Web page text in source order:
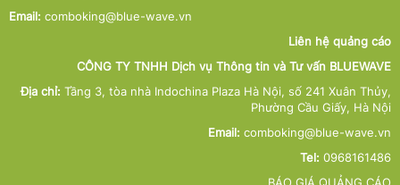
Email: comboking@blue-wave.vn
Liên hệ quảng cáo
CÔNG TY TNHH Dịch vụ Thông tin và Tư vấn BLUEWAVE
Địa chỉ: Tầng 3, tòa nhà Indochina Plaza Hà Nội, số 241 Xuân Thủy,
Phường Cầu Giấy, Hà Nội
Email: comboking@blue-wave.vn
Tel: 0968161486